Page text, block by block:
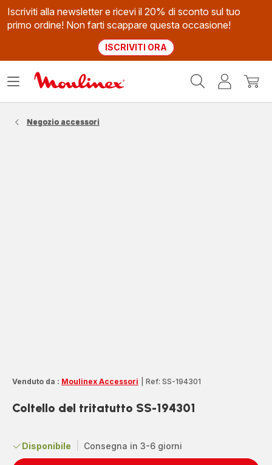
Iscriviti alla newsletter e ricevi il 20% di sconto sul tuo
primo ordine! Non farti scappare questa occasione!
ISCRIVITI ORA
Il
Apri
Negozio accessori
Venduto da : Moulinex Accessori Ref: SS-194301
Coltello del tritatutto SS-194301
Disponibile Consegna in 3-6 giorni